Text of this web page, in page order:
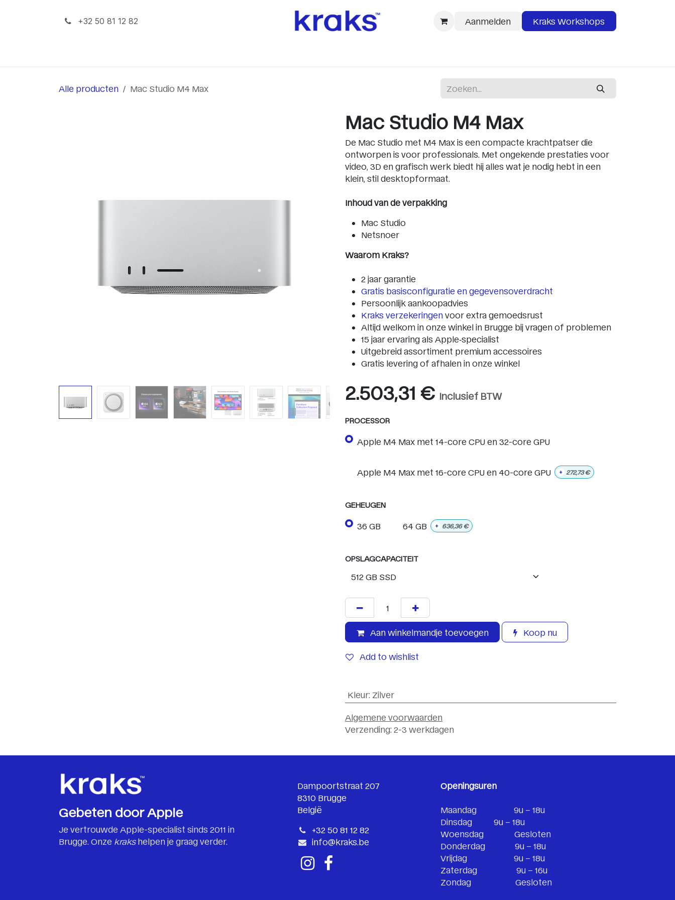
+32 50 81 12 82
Aanmelden Kraks Workshops
Alle producten Mac Studio M4 Max
Mac Studio M4 Max
De Mac Studio met M4 Max is een compacte krachtpatser die
ontworpen is voor professionals. Met ongekende prestaties voor
video, 3D en grafisch werk biedt hij alles wat je nodig hebt in een
klein, stil desktopformaat.
Inhoud van de verpakking
Mac Studio
Netsnoer
Waarom Kraks?
2 jaar garantie
Gratis basisconfiguratie en gegevensoverdracht
Persoonlijk aankoopadvies
Kraks verzekeringen voor extra gemoedsrust
Altijd welkom in onze winkel in Brugge bij vragen of problemen
15 jaar ervaring als Apple‑specialist
Uitgebreid assortiment premium accessoires
Gratis levering of afhalen in onze winkel
2.503,31 € Inclusief BTW
PROCESSOR
Apple M4 Max met 14-core CPU en 32-core GPU
Apple M4 Max met 16-core CPU en 40-core GPU + 272,73€
GEHEUGEN
36 GB 64 GB + 636,36€
OPSLAGCAPACITEIT
Aan winkelmandje toevoegen Koop nu
Add to wishlist
Kleur: Zilver
Algemene voorwaarden
Verzending: 2-3 werkdagen
Gebeten door Apple
Je vertrouwde Apple-specialist sinds 2011 in
Brugge. Onze krakshelpen je graag verder.
Dampoortstraat 207
8310 Brugge
België
+32 50 81 12 82
info@kraks.be
Openingsuren
Maandag
​9u – 18u
Dinsdag
​9u – 18u
Woensdag
​Gesloten
Donderdag
​9u – 18u
Vrijdag
​​9u – 18u
Zaterdag​
​​9u – 16u
Zondag
​​​​Gesloten